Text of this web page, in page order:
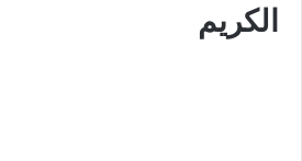
الكريم